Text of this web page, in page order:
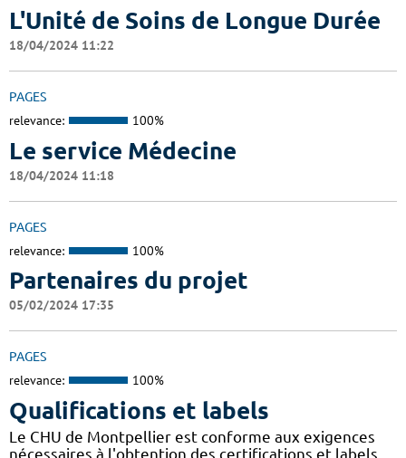
L'Unité de Soins de Longue Durée
18/04/2024 11:22
PAGES
relevance: 100%
Le service Médecine
18/04/2024 11:18
PAGES
relevance: 100%
Partenaires du projet
05/02/2024 17:35
PAGES
relevance: 100%
Qualifications et labels
Le CHU de Montpellier est conforme aux exigences
nécessaires à l'obtention des certifications et labels